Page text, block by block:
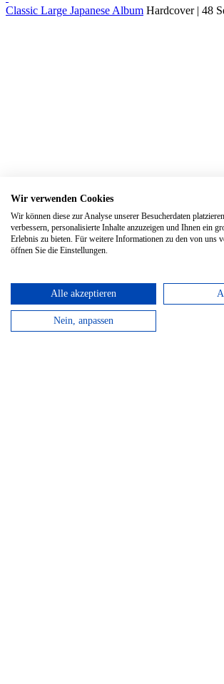
Classic Large Japanese Album Hardcover | 48
Wir verwenden Cookies
Wir können diese zur Analyse unserer Besucherdaten
verbessern, personalisierte Inhalte anzuzeigen und Ihnen ein
Erlebnis zu bieten. Für weitere Informationen zu den von uns
öffnen Sie die Einstellungen.
Alle akzeptieren
Nein, anpassen